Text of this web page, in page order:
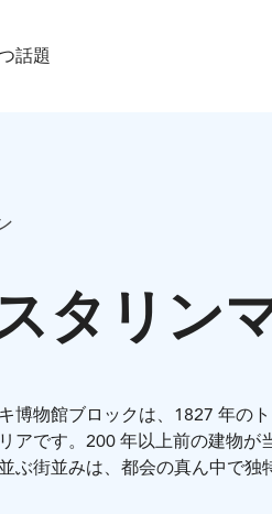
話題
タリン
博物館ブロックは、1827 年の
アです。200 年以上前の建物が
ぶ街並みは、都会の真ん中で独